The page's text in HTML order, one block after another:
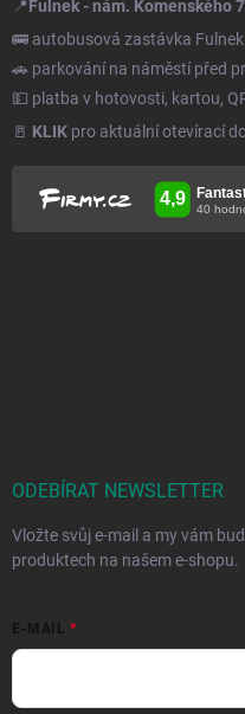
📍Fulnek - nám. Komenského
🚌 autobusová zastávka
🚗 parkování na náměstí před
💵 platba v hotovosti, kartou,
🚪 KLIK pro aktuální otevírací
ODEBÍRAT NEWSLETTER
Vložte svůj e-mail a my vám
produktech na našem e-shopu.
E-MAIL